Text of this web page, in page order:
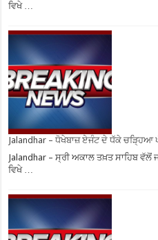
ਵਿਖੇ …
Jalandhar – ਧੋਖੇਬਾਜ਼ ਏਜੰਟ ਦੇ ਧੱਕੇ ਚੜ੍ਹਿਆ
Jalandhar – ਸ੍ਰੀ ਅਕਾਲ ਤਖ਼ਤ ਸਾਹਿਬ
ਵਿਖੇ …